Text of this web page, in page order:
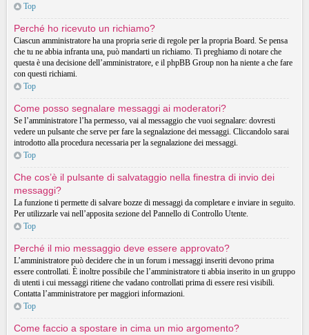
Top
Perché ho ricevuto un richiamo?
Ciascun amministratore ha una propria serie di regole per la propria Board. Se pensa
che tu ne abbia infranta una, può mandarti un richiamo. Ti preghiamo di notare che
questa è una decisione dell’amministratore, e il phpBB Group non ha niente a che fare
con questi richiami.
Top
Come posso segnalare messaggi ai moderatori?
Se l’amministratore l’ha permesso, vai al messaggio che vuoi segnalare: dovresti
vedere un pulsante che serve per fare la segnalazione dei messaggi. Cliccandolo sarai
introdotto alla procedura necessaria per la segnalazione dei messaggi.
Top
Che cos’è il pulsante di salvataggio nella finestra di invio dei
messaggi?
La funzione ti permette di salvare bozze di messaggi da completare e inviare in seguito.
Per utilizzarle vai nell’apposita sezione del Pannello di Controllo Utente.
Top
Perché il mio messaggio deve essere approvato?
L’amministratore può decidere che in un forum i messaggi inseriti devono prima
essere controllati. È inoltre possibile che l’amministratore ti abbia inserito in un gruppo
di utenti i cui messaggi ritiene che vadano controllati prima di essere resi visibili.
Contatta l’amministratore per maggiori informazioni.
Top
Come faccio a spostare in cima un mio argomento?